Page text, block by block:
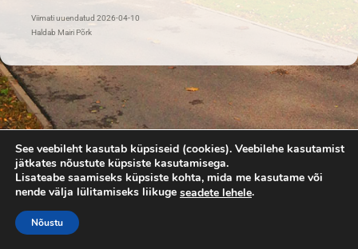
Viimati uuendatud 2026-04-10
Haldab Mairi Põrk
See veebileht kasutab küpsiseid (cookies). Veebilehe kasutamist
jätkates nõustute küpsiste kasutamisega.
Lisateabe saamiseks küpsiste kohta, mida me kasutame või
nende välja lülitamiseks liikuge seadete lehele.
Nõustu